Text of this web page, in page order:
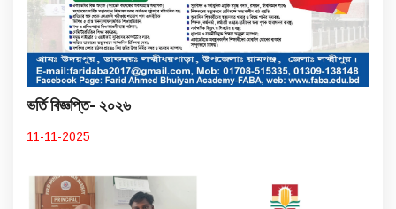
ভর্তি বিজ্ঞপ্তি- ২০২৬
11-11-2025